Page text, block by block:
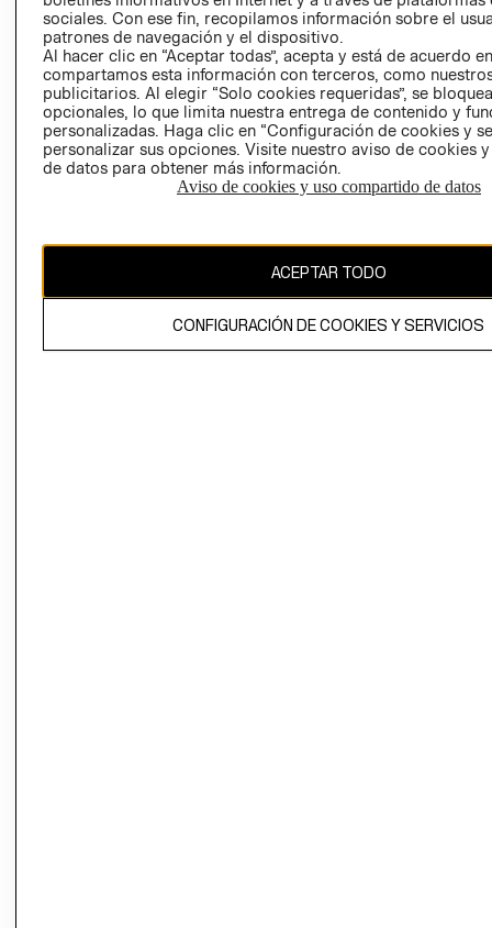
EMPRESARIAL
CONDICIONES
PRIVACIDAD
GIFT CARD
AVISO DE
COOKIES
Uruguay ($U)
sociales. Con ese fin, recopilamos información sobre el
patrones de navegación y el dispositivo.
Al hacer clic en “Aceptar todas”, acepta y está de acuerdo
compartamos esta información con terceros, como
publicitarios. Al elegir “Solo cookies requeridas”, se
opcionales, lo que limita nuestra entrega de contenido y
personalizadas. Haga clic en “Configuración de cookies y
personalizar sus opciones. Visite nuestro aviso de cookies
de datos para obtener más información.
Aviso de cookies y uso compartido de datos
ACEPTAR TODO
CONFIGURACIÓN DE COOKIES Y SERVICIOS